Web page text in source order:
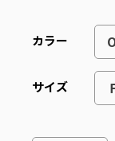
カラー
サイズ